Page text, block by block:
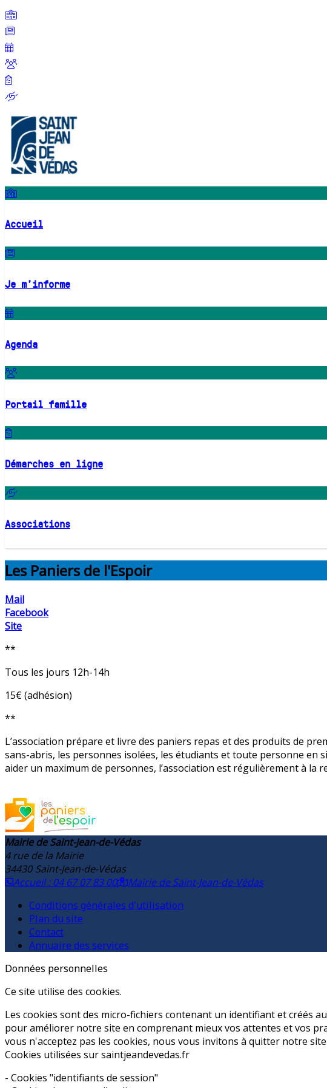
Accueil
Je m'informe
Agenda
Portail famille
Démarches en ligne
Associations
Les Paniers de l'Espoir
Mail
Facebook
Site
**
Tous les jours 12h-14h
15€ (adhésion)
**
L’association prépare et livre des paniers repas et des produits de
sans-abris, les personnes isolées, les étudiants et toute personne en
aider un maximum de personnes, l’association est régulièrement à la
Mairie de Saint-Jean-de-Védas
4 rue de la Mairie
34430 Saint-Jean-de-Védas
Accueil : 04 67 07 83 00
Mairie de Saint-Jean-de-Védas
Conditions générales d'utilisation
Plan du site
Contact
Annuaire des services
Données personnelles
Ce site utilise des cookies.
Les cookies sont des micro-fichiers contenant un identifiant et créés
pour améliorer notre site en comprenant mieux vos attentes et vos
vous n'acceptez pas les cookies, nous vous invitons à quitter notre
Cookies utilisées sur saintjeandevedas.fr
- Cookies "identifiants de session"